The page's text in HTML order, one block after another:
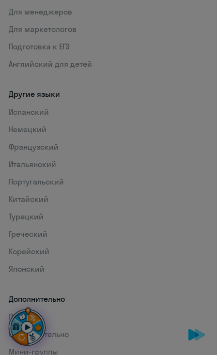
Для менеджеров
Для маркетологов
Подготовка к ЕГЭ
Английский для детей
Другие языки
Испанский
Немецкий
Французский
Итальянский
Португальский
Китайский
Турецкий
Греческий
Корейский
Японский
Дополнительно
Премиум
Самостоятельно
Мини-группы